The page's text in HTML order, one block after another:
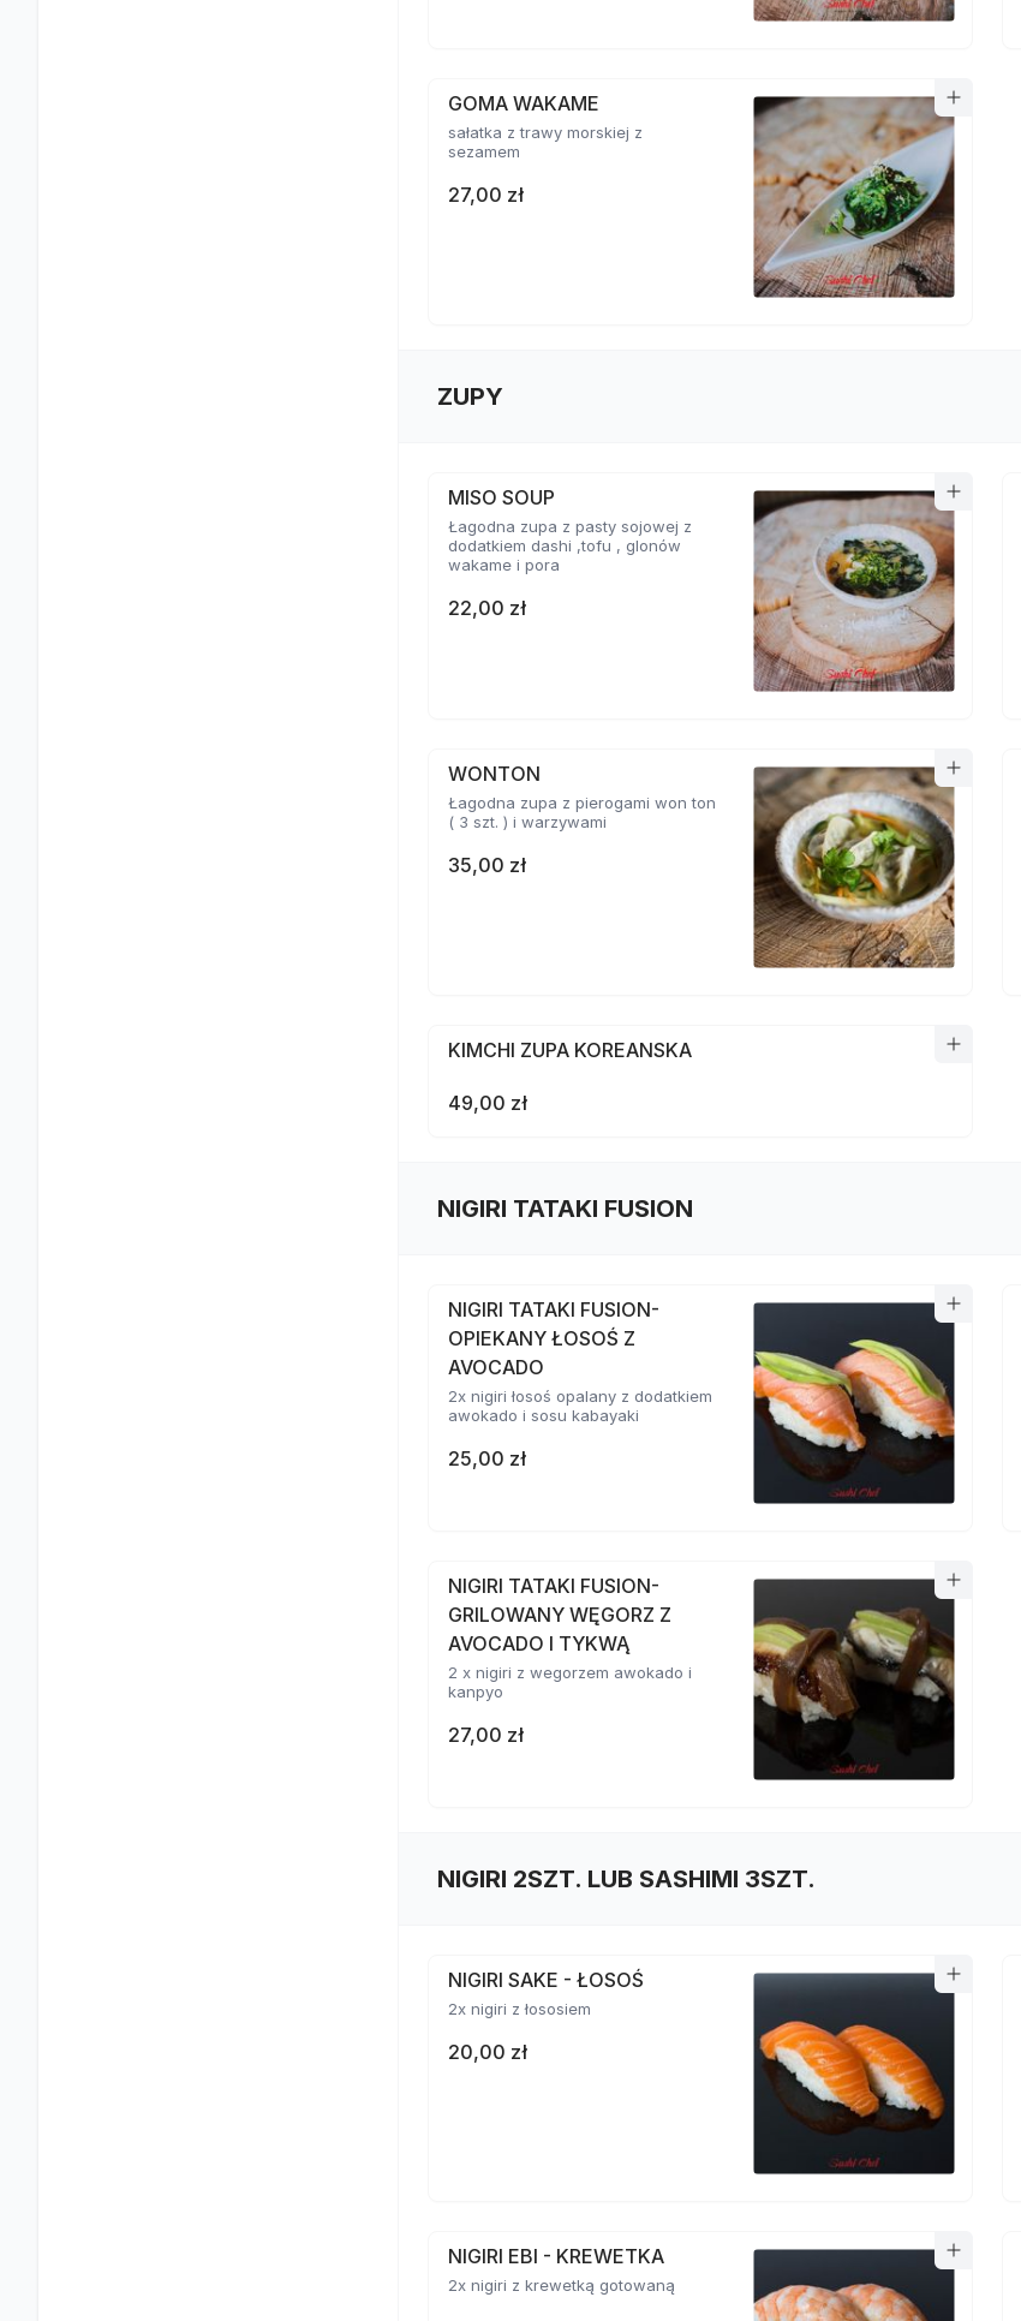
GOMA WAKAME
sałatka z trawy morskiej z
sezamem
27,00 zł
ZUPY
MISO SOUP
Łagodna zupa z pasty sojowej z
dodatkiem dashi ,tofu , glonów
wakame i pora
22,00 zł
WONTON
Łagodna zupa z pierogami won ton
( 3 szt. ) i warzywami
35,00 zł
KIMCHI ZUPA KOREANSKA
49,00 zł
NIGIRI TATAKI FUSION
NIGIRI TATAKI FUSION-
OPIEKANY ŁOSOŚ Z
AVOCADO
2x nigiri łosoś opalany z dodatkiem
awokado i sosu kabayaki
25,00 zł
NIGIRI TATAKI FUSION-
GRILOWANY WĘGORZ Z
AVOCADO I TYKWĄ
2 x nigiri z wegorzem awokado i
kanpyo
27,00 zł
NIGIRI 2SZT. LUB SASHIMI 3SZT.
NIGIRI SAKE - ŁOSOŚ
2x nigiri z łososiem
20,00 zł
NIGIRI EBI - KREWETKA
2x nigiri z krewetką gotowaną